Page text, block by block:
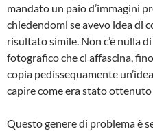
mandato un paio d’immagini
chiedendomi se avevo idea di
risultato simile. Non c’è nulla
fotografico che ci affascina,
copia pedissequamente
capire come era stato
Questo genere di problema è